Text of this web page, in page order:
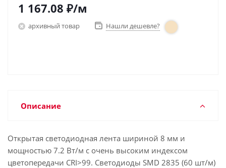
1 167.08 ₽/м
архивный товар Нашли дешевле?
Описание
Открытая светодиодная лента шириной 8 мм и
мощностью 7.2 Вт/м с очень высоким индексом
цветопередачи CRI>99. Светодиоды SMD 2835 (60 шт/м)